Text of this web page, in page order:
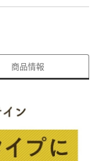
商品情報